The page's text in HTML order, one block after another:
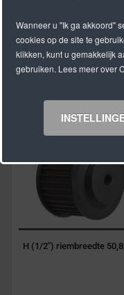
H (1/2") riembreedte
H (1/2") riembreedte
Wanneer u "Ik ga akkoord"
cookies op de site te
klikken, kunt u gemakkelijk
gebruiken. Lees meer over